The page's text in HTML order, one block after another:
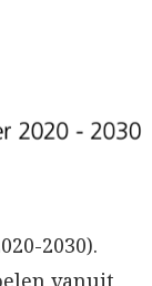
2030).
vanuit